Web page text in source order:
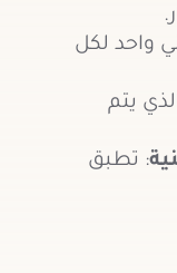
واحد لكل
يتم
: تطبق